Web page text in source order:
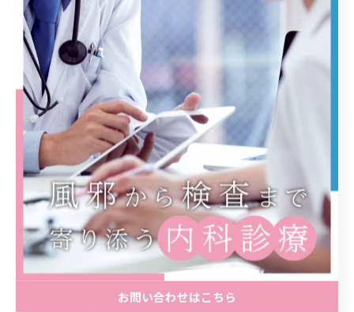
内科の専門書を活用した診断力と実践力
を高める選び方ガイド
2026/07/21
2 3 4 5 ...
カテゴリー Categories
全てのカテゴリー
プラセンタ注射
お問い合わせはこちら